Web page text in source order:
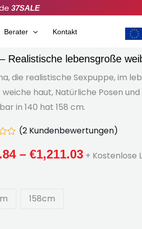
37SALE
Berater Kontakt
Realistische lebensgroße
die realistische Sexpuppe, im
weiche haut, Natürliche Posen
in 140 hat 158 cm.
(2Kundenbewertungen)
– €1,211.03
€939.84
durch
€1,211.03
+ Kostenlose
158cm